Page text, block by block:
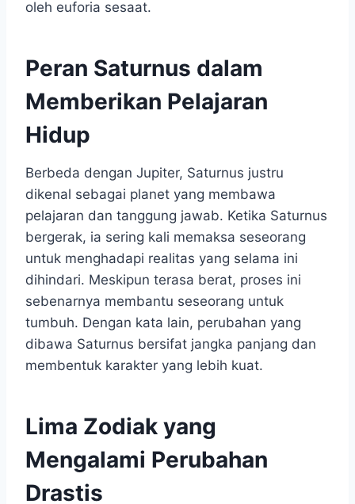
oleh euforia sesaat.
Peran Saturnus dalam
Memberikan Pelajaran
Hidup
Berbeda dengan Jupiter, Saturnus justru
dikenal sebagai planet yang membawa
pelajaran dan tanggung jawab. Ketika Saturnus
bergerak, ia sering kali memaksa seseorang
untuk menghadapi realitas yang selama ini
dihindari. Meskipun terasa berat, proses ini
sebenarnya membantu seseorang untuk
tumbuh. Dengan kata lain, perubahan yang
dibawa Saturnus bersifat jangka panjang dan
membentuk karakter yang lebih kuat.
Lima Zodiak yang
Mengalami Perubahan
Drastis